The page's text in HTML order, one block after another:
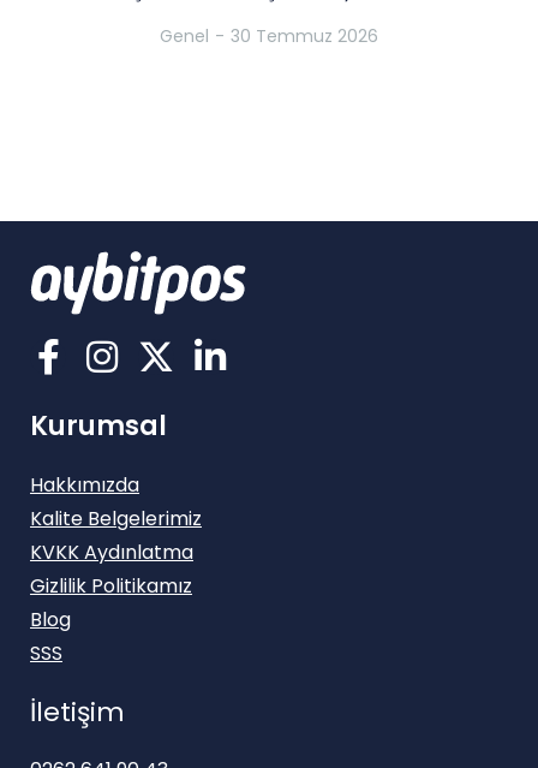
Genel 30 Temmuz 2026
Kurumsal
Hakkımızda
Kalite Belgelerimiz
KVKK Aydınlatma
Gizlilik Politikamız
Blog
SSS
İletişim